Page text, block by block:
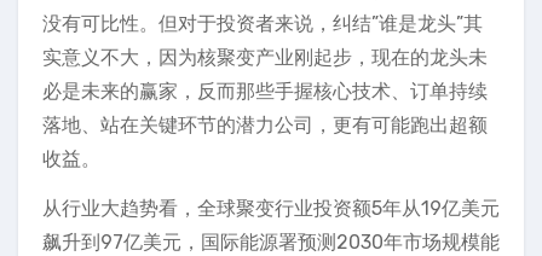
没有可比性。但对于投资者来说，纠结”谁是龙头”其
实意义不大，因为核聚变产业刚起步，现在的龙头未
必是未来的赢家，反而那些手握核心技术、订单持续
落地、站在关键环节的潜力公司，更有可能跑出超额
收益。
从行业大趋势看，全球聚变行业投资额5年从19亿美元
飙升到97亿美元，国际能源署预测2030年市场规模能